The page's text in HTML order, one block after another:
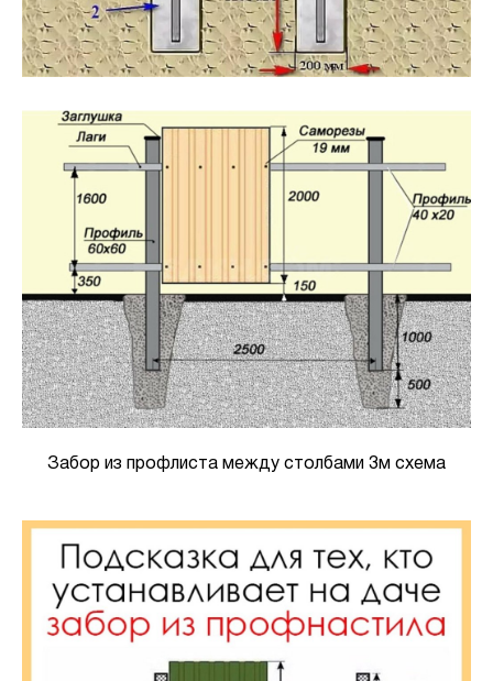
Забор из профлиста между столбами 3м схема